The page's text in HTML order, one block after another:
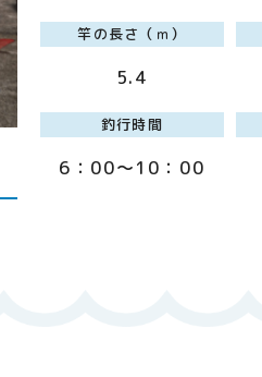
竿の長さ（ｍ）
5.4
釣行時間
6：00～10：00